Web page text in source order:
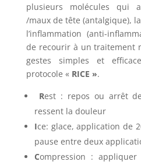
plusieurs molécules qui
/maux de tête (antalgique),
l’inflammation (anti-
de recourir à un traitement
gestes simples et
protocole « RICE ».
Rest : repos ou arrêt
ressent la douleur
Ice: glace, application de
pause entre deux
Compression : appliquer